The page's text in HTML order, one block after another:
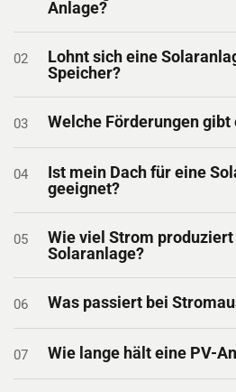
Anlage?
02
Lohnt sich eine
Speicher?
03 Welche Förderungen gibt
04
Ist mein Dach für eine
geeignet?
05
Wie viel Strom
Solaranlage?
06 Was passiert bei
07 Wie lange hält eine PV-